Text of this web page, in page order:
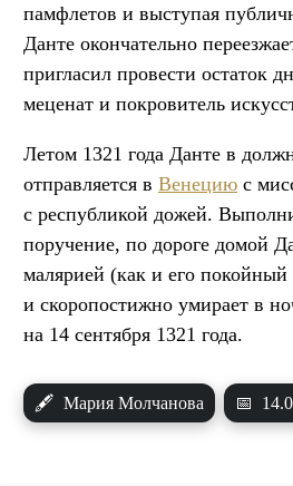
памфлетов и выступая
Данте окончательно
пригласил провести остаток
меценат и покровитель
Летом 1321 года Данте в
отправляется в Венецию с
с республикой дожей.
поручение, по дороге домой
малярией (как и его покойный
и скоропостижно умирает в
на 14 сентября 1321 года.
🖋 Мария Молчанова 📅